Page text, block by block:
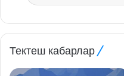
Тектеш кабарлар